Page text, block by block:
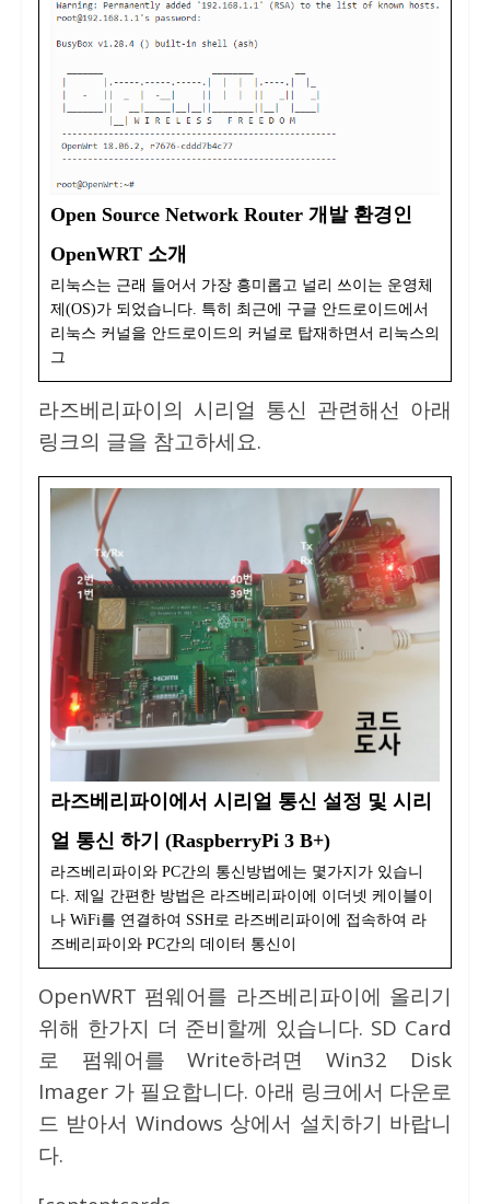
Open Source Network Router 개발 환경인
OpenWRT 소개
리눅스는 근래 들어서 가장 흥미롭고 널리 쓰이는 운영체
제(OS)가 되었습니다. 특히 최근에 구글 안드로이드에서
리눅스 커널을 안드로이드의 커널로 탑재하면서 리눅스의
그
라즈베리파이의 시리얼 통신 관련해선 아래
링크의 글을 참고하세요.
라즈베리파이에서 시리얼 통신 설정 및 시리
얼 통신 하기 (RaspberryPi 3 B+)
라즈베리파이와 PC간의 통신방법에는 몇가지가 있습니
다. 제일 간편한 방법은 라즈베리파이에 이더넷 케이블이
나 WiFi를 연결하여 SSH로 라즈베리파이에 접속하여 라
즈베리파이와 PC간의 데이터 통신이
OpenWRT 펌웨어를 라즈베리파이에 올리기
위해 한가지 더 준비할께 있습니다. SD Card
로 펌웨어를 Write하려면 Win32 Disk
Imager 가 필요합니다. 아래 링크에서 다운로
드 받아서 Windows 상에서 설치하기 바랍니
다.